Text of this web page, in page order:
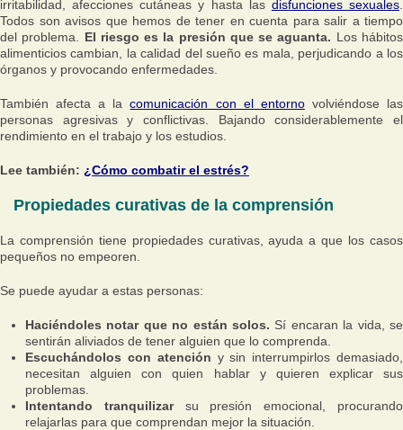
irritabilidad, afecciones cutáneas y hasta las disfunciones sexuales
Todos son avisos que hemos de tener en cuenta para salir a tiempo
del problema. El riesgo es la presión que se aguanta. Los hábitos
alimenticios cambian, la calidad del sueño es mala, perjudicando a los
órganos y provocando enfermedades.
También afecta a lacomunicación con el entornovolviéndose las
personas agresivas y conflictivas. Bajando considerablemente el
rendimiento en el trabajo y los estudios.
Lee también: ¿Cómo combatir el estrés?
Propiedades curativas de la comprensión
La comprensión tiene propiedades curativas, ayuda a que los casos
pequeños no empeoren.
Se puede ayudar a estas personas:
Haciéndoles notar que no están solos. Sí encaran la vida, se
sentirán aliviados de tener alguien que lo comprenda.
Escuchándolos con atención y sin interrumpirlos demasiado,
necesitan alguien con quien hablar y quieren explicar sus
problemas.
Intentando tranquilizarsu presión emocional, procurando
relajarlas para que comprendan mejor la situación.